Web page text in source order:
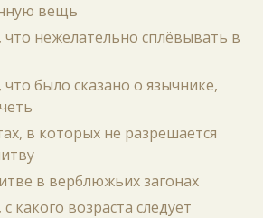
вещь
что нежелательно сплёвывать в
что было сказано о язычнике,
в которых не разрешается
в верблюжьих загонах
какого возраста следует